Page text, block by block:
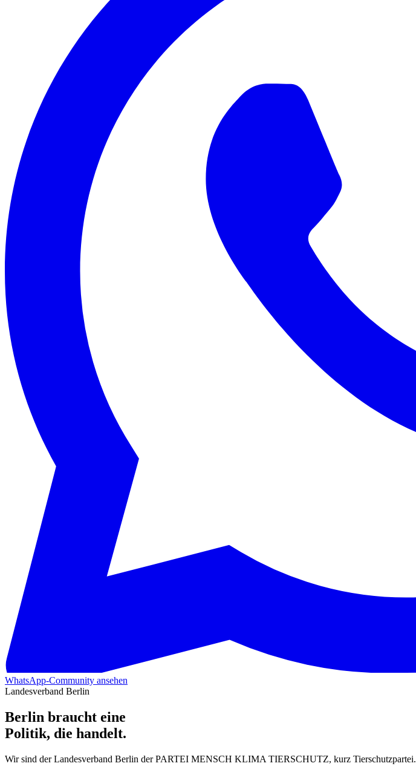
WhatsApp-Community ansehen
Landesverband Berlin
Berlin braucht eine
Politik, die handelt.
Wir sind der Landesverband Berlin der PARTEI MENSCH KLIMA TIERSCHUTZ, kurz Tierschutzpartei.